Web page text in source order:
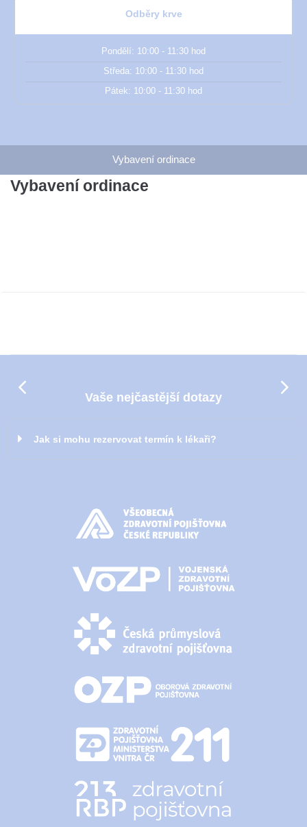
Odběry krve
Pondělí: 10:00 - 11:30 hod
Středa: 10:00 - 11:30 hod
Pátek: 10:00 - 11:30 hod
Vybavení ordinace
Vybavení ordinace
Vaše nejčastější dotazy
Jak si mohu rezervovat termín k lékaři?